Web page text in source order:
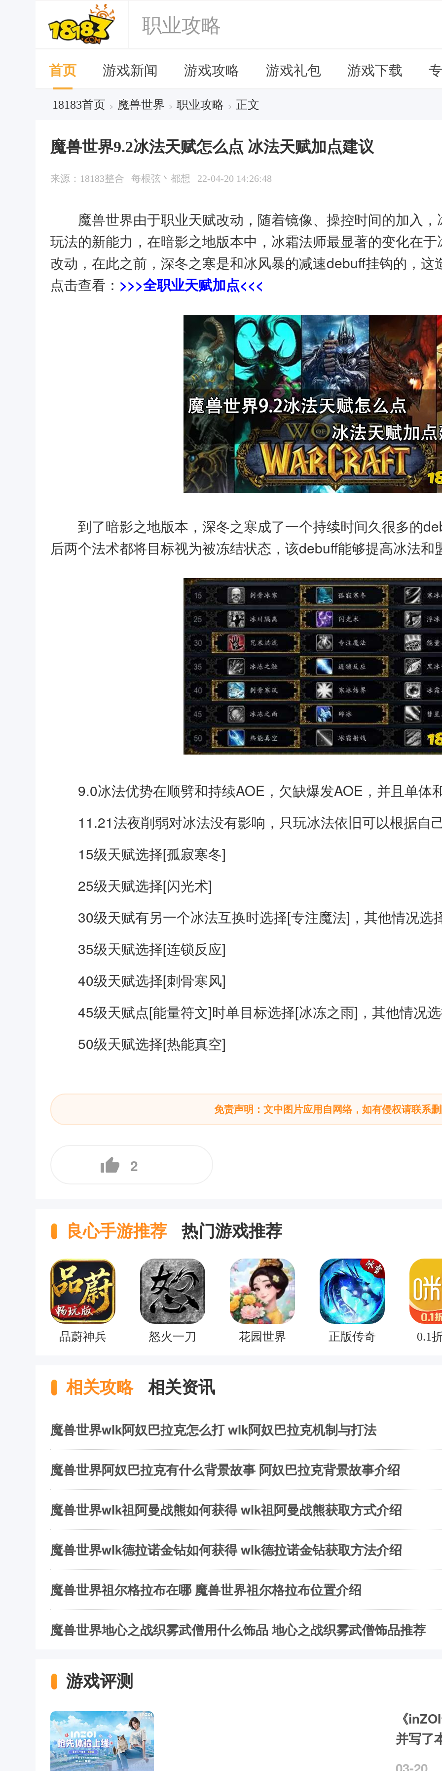
职业攻略
首页 游戏新闻 游戏攻略 游戏礼包 游戏下载
18183首页 > 魔兽世界 > 职业攻略 > 正文
魔兽世界9.2冰法天赋怎么点 冰法天赋加点建议
来源：18183整合 每根弦丶都想 22-04-20 14:26:48
魔兽世界由于职业天赋改动，随着镜像、操控时间的加入
玩法的新能力，在暗影之地版本中，冰霜法师最显著的变化在
改动，在此之前，深冬之寒是和冰风暴的减速debuff挂钩的，这
点击查看： >>>全职业天赋加点<<<
到了暗影之地版本，深冬之寒成了一个持续时间久很多的
后两个法术都将目标视为被冻结状态，该debuff能够提高冰法
9.0冰法优势在顺劈和持续AOE，欠缺爆发AOE，并且单体
11.21法夜削弱对冰法没有影响，只玩冰法依旧可以根据自
15级天赋选择[孤寂寒冬]
25级天赋选择[闪光术]
30级天赋有另一个冰法互换时选择[专注魔法]，其他情况选
35级天赋选择[连锁反应]
40级天赋选择[刺骨寒风]
45级天赋点[能量符文]时单目标选择[冰冻之雨]，其他情况
50级天赋选择[热能真空]
免责声明：文中图片应用自网络，如有侵权请联系
2
良心手游推荐 热门游戏推荐
品蔚神兵 怒火一刀 花园世界 正版传奇 0.1
相关攻略 相关资讯
魔兽世界wlk阿奴巴拉克怎么打 wlk阿奴巴拉克机制与打法
魔兽世界阿奴巴拉克有什么背景故事 阿奴巴拉克背景故事介绍
魔兽世界wlk祖阿曼战熊如何获得 wlk祖阿曼战熊获取方式介绍
魔兽世界wlk德拉诺金钻如何获得 wlk德拉诺金钻获取方法介绍
魔兽世界祖尔格拉布在哪 魔兽世界祖尔格拉布位置介绍
魔兽世界地心之战织雾武僧用什么饰品 地心之战织雾武僧饰品推荐
游戏评测
《
并写了